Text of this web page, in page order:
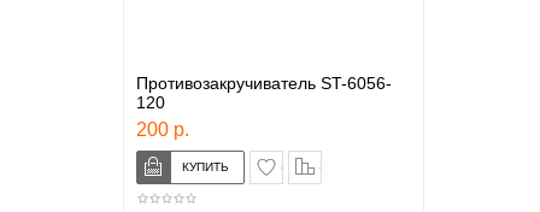
Противозакручиватель ST-6056-
120
200 р.
в закладки